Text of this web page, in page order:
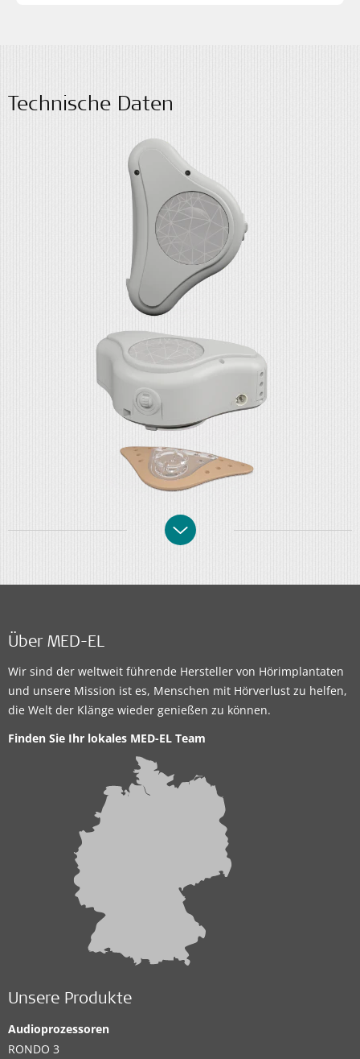
Technische Daten
Über MED-EL
Wir sind der weltweit führende Hersteller von Hörimplantaten
und unsere Mission ist es, Menschen mit Hörverlust zu helfen,
die Welt der Klänge wieder genießen zu können.
Finden Sie Ihr lokales MED-EL Team
Unsere Produkte
Audioprozessoren
RONDO 3